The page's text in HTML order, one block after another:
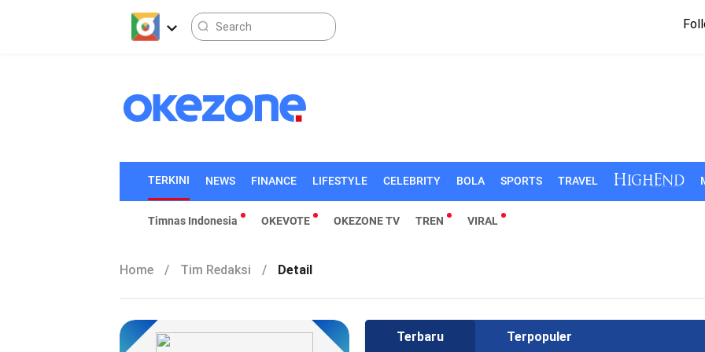
TERKINI NEWS FINANCE LIFESTYLE CELEBRITY BOLA SPORTS TRAVEL
Timnas Indonesia OKEVOTE OKEZONE TV TREN VIRAL
Home / Tim Redaksi / Detail
Terbaru Terpopuler